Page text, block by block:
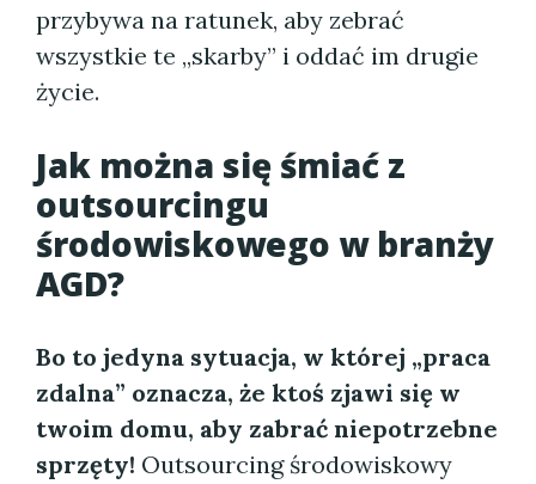
przybywa na ratunek, aby zebrać
wszystkie te „skarby” i oddać im drugie
życie.
Jak można się śmiać z
outsourcingu
środowiskowego w branży
AGD?
Bo to jedyna sytuacja, w której „praca
zdalna” oznacza, że ktoś zjawi się w
twoim domu, aby zabrać niepotrzebne
sprzęty! Outsourcing środowiskowy